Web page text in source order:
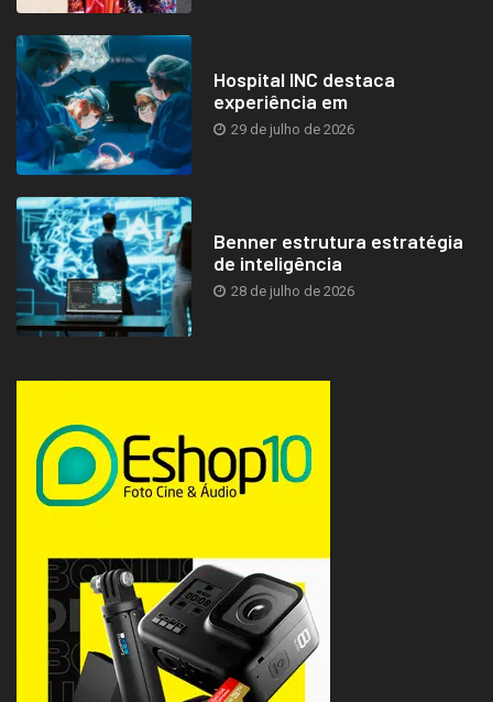
Hospital INC destaca
experiência em
29 de julho de 2026
Benner estrutura estratégia
de inteligência
28 de julho de 2026